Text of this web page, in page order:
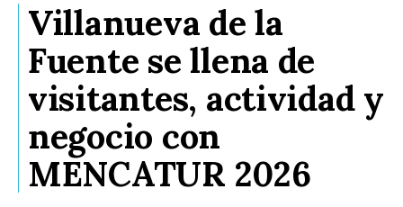
Villanueva de la
Fuente se llena de
visitantes, actividad y
negocio con
MENCATUR 2026